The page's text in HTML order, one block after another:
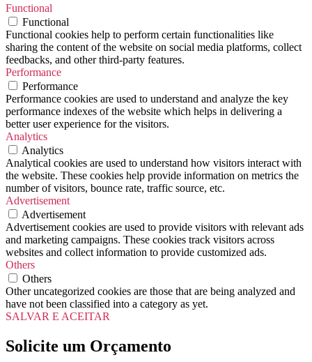
Functional
Functional
Functional cookies help to perform certain functionalities like
sharing the content of the website on social media platforms, collect
feedbacks, and other third-party features.
Performance
Performance
Performance cookies are used to understand and analyze the key
performance indexes of the website which helps in delivering a
better user experience for the visitors.
Analytics
Analytics
Analytical cookies are used to understand how visitors interact with
the website. These cookies help provide information on metrics the
number of visitors, bounce rate, traffic source, etc.
Advertisement
Advertisement
Advertisement cookies are used to provide visitors with relevant ads
and marketing campaigns. These cookies track visitors across
websites and collect information to provide customized ads.
Others
Others
Other uncategorized cookies are those that are being analyzed and
have not been classified into a category as yet.
SALVAR E ACEITAR
Solicite um Orçamento